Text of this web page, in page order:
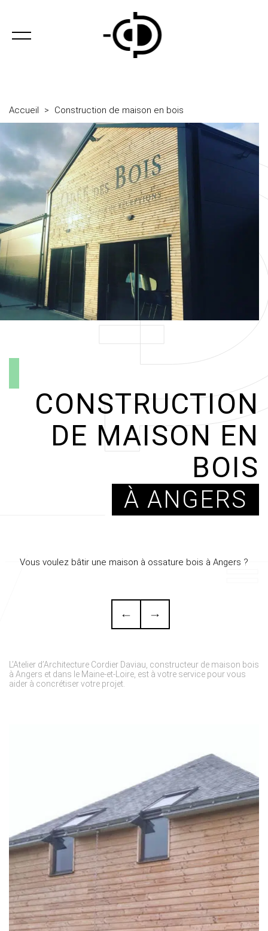
Accueil > Construction de maison en bois
CONSTRUCTION
DE MAISON EN
BOIS
À ANGERS
Vous voulez bâtir une maison à ossature bois à Angers ?
L’Atelier d’Architecture Cordier Daviau, constructeur de maison bois
à Angers et dans le Maine-et-Loire, est à votre service pour vous
aider à concrétiser votre projet.